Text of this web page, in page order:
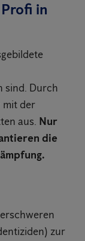
in
sind. Durch
mit der
aus. Nur
die
zur